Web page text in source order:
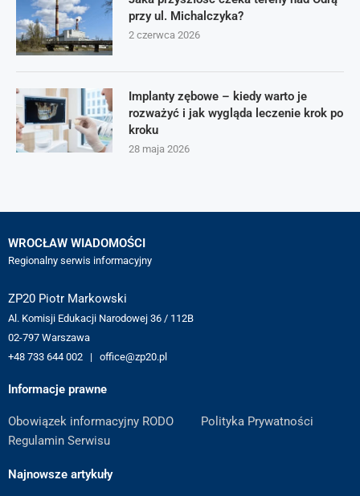
przy ul. Michalczyka?
2 czerwca 2026
Implanty zębowe – kiedy warto je
rozważyć i jak wygląda leczenie krok po
kroku
28 maja 2026
WROCŁAW WIADOMOŚCI
Regionalny serwis informacyjny
ZP20 Piotr Markowski
Al. Komisji Edukacji Narodowej 36 / 112B
02-797 Warszawa
+48 733 644 002 | office@zp20.pl
Informacje prawne
Obowiązek informacyjny RODO
Polityka Prywatności
Regulamin Serwisu
Najnowsze artykuły